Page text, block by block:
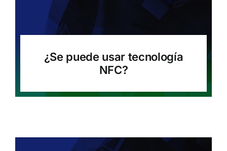
¿Se puede usar tecnología
NFC?